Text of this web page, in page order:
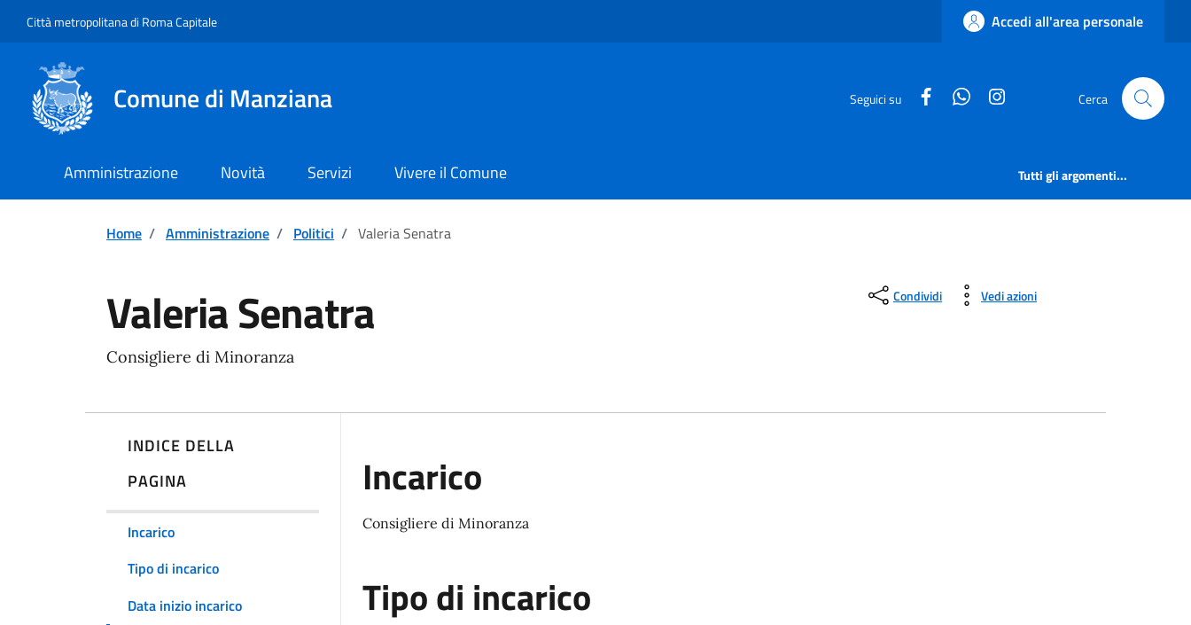
Città metropolitana di Roma Capitale Accedi all'area personale
Comune di Manziana Seguici su facebookwhatsapp Cerca
Amministrazione Novità Servizi Vivere il Comune Tutti gli argomenti...
Home / Amministrazione / Politici / Valeria Senatra
Valeria Senatra
Consigliere di Minoranza
Condividi Vedi azioni
INDICE DELLA
PAGINA
Incarico
Tipo di incarico
Data inizio incarico
Incarico
Consigliere di Minoranza
Tipo di incarico